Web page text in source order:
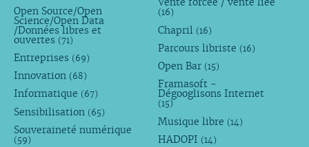
Open Source/Open
Science/Open Data
/Données libres et
ouvertes (71)
Entreprises (69)
Innovation (68)
Informatique (67)
Sensibilisation (65)
Souveraineté numérique
(59)
(16)
Chapril (16)
Parcours libriste (16)
Open Bar (15)
Framasoft -
Dégooglisons Internet
(15)
Musique libre (14)
HADOPI (14)